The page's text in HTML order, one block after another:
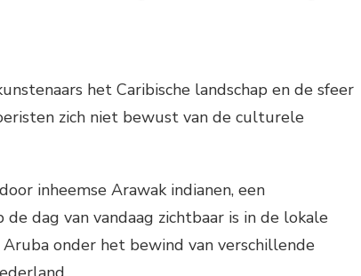
het Caribische landschap en de sfeer
zich niet bewust van de culturele
inheemse Arawak indianen, een
dag van vandaag zichtbaar is in de lokale
onder het bewind van verschillende